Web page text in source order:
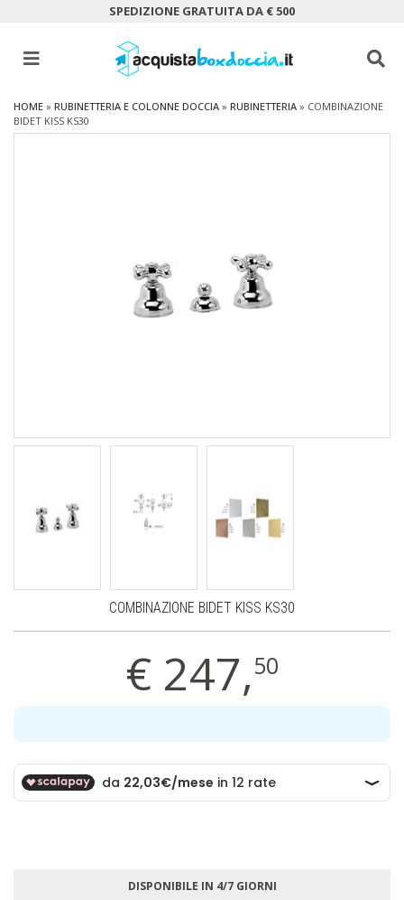
SPEDIZIONE GRATUITA DA € 500
HOME » RUBINETTERIA E COLONNE DOCCIA » RUBINETTERIA » COMBINAZIONE
BIDET KISS KS30
COMBINAZIONE BIDET KISS KS30
€ 247,50
DISPONIBILE IN 4/7 GIORNI